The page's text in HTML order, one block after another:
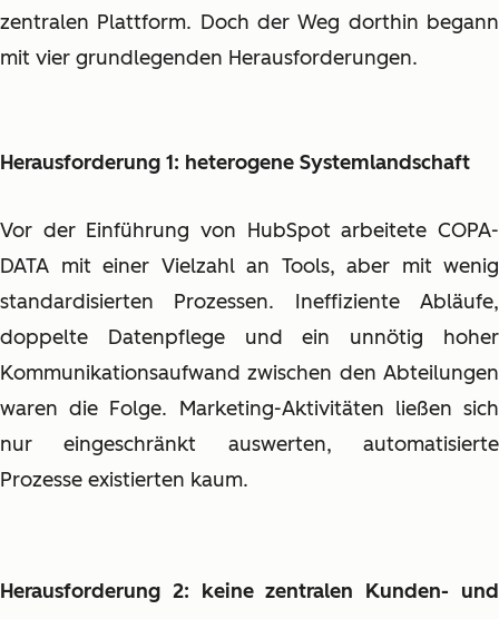
zentralen Plattform. Doch der Weg dorthin begann
mit vier grundlegenden Herausforderungen.
Herausforderung 1: heterogene Systemlandschaft
Vor der Einführung von HubSpot arbeitete COPA-
DATA mit einer Vielzahl an Tools, aber mit wenig
standardisierten Prozessen. Ineffiziente Abläufe,
doppelte Datenpflege und ein unnötig hoher
Kommunikationsaufwand zwischen den Abteilungen
waren die Folge. Marketing-Aktivitäten ließen sich
nur eingeschränkt auswerten, automatisierte
Prozesse existierten kaum.
Herausforderung 2: keine zentralen Kunden- und